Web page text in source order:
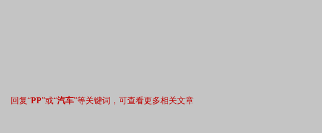
回复“PP”或“汽车”等关键词，可查看更多相关文章